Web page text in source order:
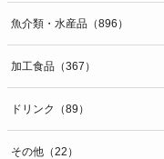
魚介類・水産品（896）
加工食品（367）
ドリンク（89）
その他（22）